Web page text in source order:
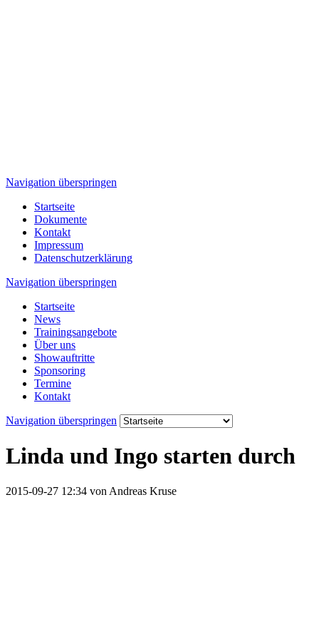
Navigation überspringen
Startseite
Dokumente
Kontakt
Impressum
Datenschutzerklärung
Navigation überspringen
Startseite
News
Trainingsangebote
Über uns
Showauftritte
Sponsoring
Termine
Kontakt
Navigation überspringen
Linda und Ingo starten durch
2015-09-27 12:34 von Andreas Kruse